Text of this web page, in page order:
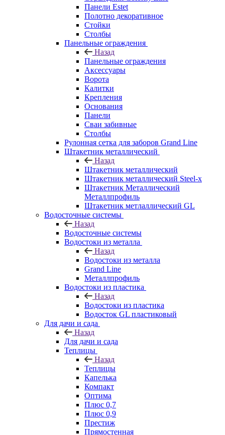
Панели Estet
Полотно декоративное
Стойки
Столбы
Панельные ограждения
Назад
Панельные ограждения
Аксессуары
Ворота
Калитки
Крепления
Основания
Панели
Сваи забивные
Столбы
Рулонная сетка для заборов Grand Line
Штакетник металлический
Назад
Штакетник металлический
Штакетник металлический Steel-x
Штакетник Металлический
Металлпрофиль
Штакетник метлаллический GL
Водосточные системы
Назад
Водосточные системы
Водостоки из металла
Назад
Водостоки из металла
Grand Line
Металлпрофиль
Водостоки из пластика
Назад
Водостоки из пластика
Водосток GL пластиковый
Для дачи и сада
Назад
Для дачи и сада
Теплицы
Назад
Теплицы
Капелька
Компакт
Оптима
Плюс 0,7
Плюс 0,9
Престиж
Прямостенная